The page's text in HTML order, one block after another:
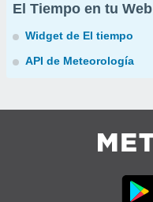
El Tiempo en tu Web
Widget de El tiempo
API de Meteorología